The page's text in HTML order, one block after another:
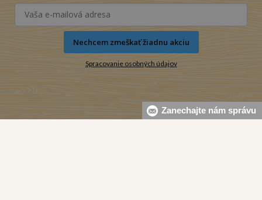
Zanechajte nám správu
Nechcem zmeškať žiadnu akciu
Spracovanie osobných údajov